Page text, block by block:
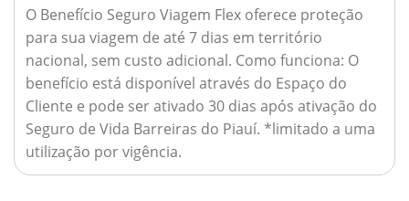
O Benefício Seguro Viagem Flex oferece proteção
para sua viagem de até 7 dias em território
nacional, sem custo adicional. Como funciona: O
benefício está disponível através do Espaço do
Cliente e pode ser ativado 30 dias após ativação do
Seguro de Vida Barreiras do Piauí. *limitado a uma
utilização por vigência.